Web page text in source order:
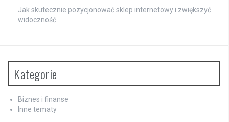
Jak skutecznie pozycjonować sklep internetowy i zwiększyć
widoczność
Kategorie
Biznes i finanse
Inne tematy